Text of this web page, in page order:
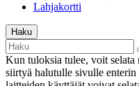
Lahjakortti
Haku
Kun tuloksia tulee, voit
siirtyä halutulle sivulle